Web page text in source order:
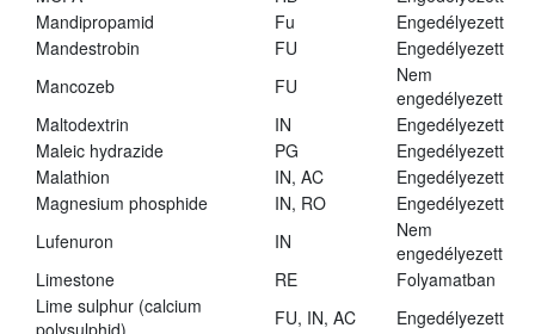
Mandipropamid
Fu
Engedélyezett
Mandestrobin
FU
Engedélyezett
Mancozeb
FU
Nem
engedélyezett
Maltodextrin
IN
Engedélyezett
Maleic hydrazide
PG
Engedélyezett
Malathion
IN, AC
Engedélyezett
Magnesium phosphide
IN, RO
Engedélyezett
Lufenuron
IN
Nem
engedélyezett
Limestone
RE
Folyamatban
Lime sulphur (calcium
FU, IN, AC
Engedélyezett